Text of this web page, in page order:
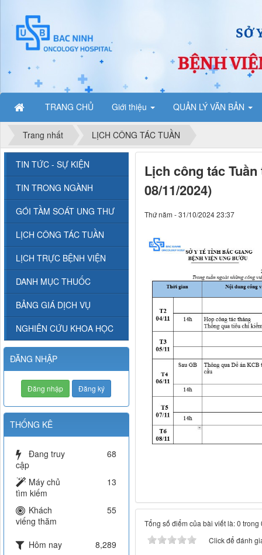
TRANG CHỦ Giới thiệu QUẢN LÝ VĂN BẢN
Trang nhất LỊCH CÔNG TÁC TUẦN
Lịch công tác
08/11/2024)
Thứ năm - 31/10/2024 23:37
Tổng số điểm của bài viết là: 0 trong
Click để đánh
TIN TỨC - SỰ KIỆN
TIN TRONG NGÀNH
GÓI TẦM SOÁT UNG THƯ
LỊCH CÔNG TÁC TUẦN
LỊCH TRỰC BỆNH VIỆN
DANH MỤC THUỐC
BẢNG GIÁ DỊCH VỤ
NGHIÊN CỨU KHOA HỌC
ĐĂNG NHẬP
Đăng nhập Đăng ký
THỐNG KÊ
Đang truy
cập
68
Máy chủ
tìm kiếm
13
Khách
viếng thăm
55
Hôm nay
8,289